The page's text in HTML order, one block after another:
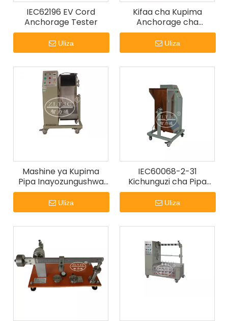
IEC62196 EV Cord
Anchorage Tester
Uliza
Kifaa cha Kupima
Anchorage cha
Upande wa B wa
Kukusanya Kebo
Uliza
Mashine ya Kupima
Pipa Inayozungushwa
Bila Malipo ya Kifaa cha
Kupima cha IEC 60068-
2-31
Uliza
IEC60068-2-31
Kichunguzi cha Pipa
cha Kuanguka
Uliza